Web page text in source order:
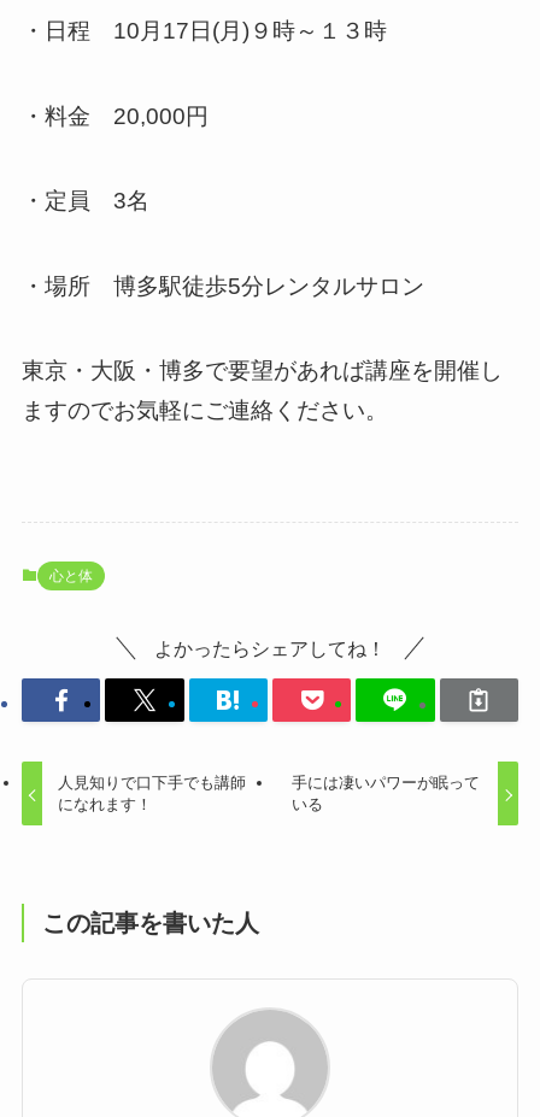
・日程 10月17日(月)９時～１３時
・料金 20,000円
・定員 3名
・場所 博多駅徒歩5分レンタルサロン
東京・大阪・博多で要望があれば講座を開催し
ますのでお気軽にご連絡ください。
心と体
よかったらシェアしてね！
人見知りで口下手でも講師
になれます！
手には凄いパワーが眠って
いる
この記事を書いた人